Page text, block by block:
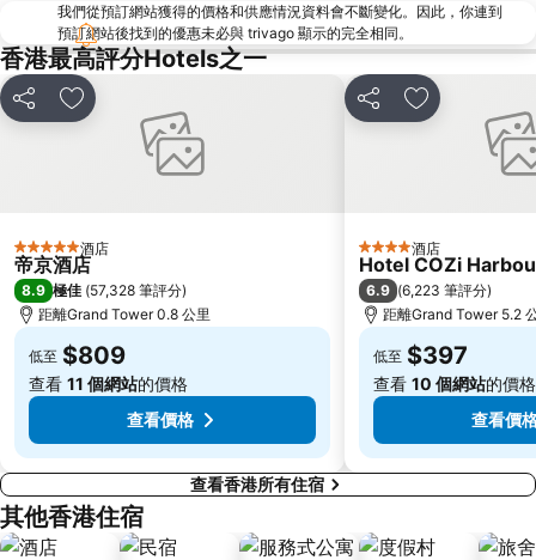
North Point Metro Station
中環
Cheung Chau
羅湖口岸
Sheung Wan Metro Station
Tsing Yi Metro Station
寶安區
Causeway Bay Metro Station
深圳野生動物園
大梅沙海濱公園
皇崗口岸
長洲
Lamma Island
香港屯門
Tin Hau Metro Station
九龍塘
金銀島酒店站
我們從預訂網站獲得的價格和供應情況資料會不斷變化。因此，你連到
預訂網站後找到的優惠未必與 trivago 顯示的完全相同。
香港最高評分Hotels之一
分享 放到收藏夾
5 星級 酒店
帝京酒店
8.9 極佳 (57,328 筆評分)
距離Grand Tower 0.8 公里
低至 $809
查看 11 個網站的價格
查看價格
分享 放到收藏夾
4 星級 酒店
Hotel COZi
6.9 (6,223 筆評分)
距離Grand Tower 5.2
低至 $397
查看 10 個網站的價格
查看價
查看香港所有住宿
其他香港住宿